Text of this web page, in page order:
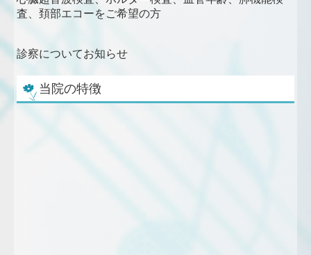
査、頚部エコーをご希望の方
診察についてお知らせ
当院の特徴